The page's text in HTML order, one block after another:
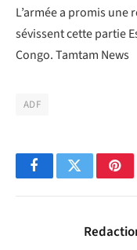
L’armée a promis
sévissent cette partie
Congo. Tamtam News
ADF
FacebookTwitter